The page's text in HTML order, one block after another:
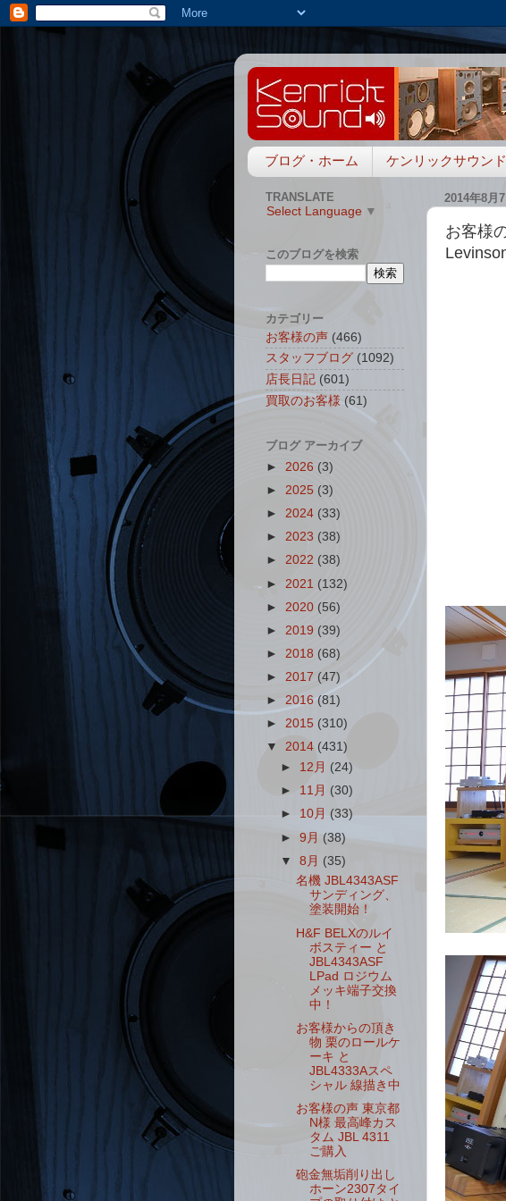
ブログ・ホーム ケンリックサウン
2014年8月
お客様
TRANSLATE
Select Language ▼
このブログを検索
カテゴリー
お客様の声 (466)
スタッフブログ (1092)
店長日記 (601)
買取のお客様 (61)
ブログ アーカイブ
► 2026 (3)
► 2025 (3)
► 2024 (33)
► 2023 (38)
► 2022 (38)
► 2021 (132)
► 2020 (56)
► 2019 (39)
► 2018 (68)
► 2017 (47)
► 2016 (81)
► 2015 (310)
▼ 2014 (431)
► 12月 (24)
► 11月 (30)
► 10月(33)
►9月(38)
▼8月 (35)
名機 JBL4343ASF
サンディング、
塗装開始！
H&F BELXのルイ
ボスティー と
JBL4343ASF
LPad ロジウム
メッキ端子交換
中！
お客様からの頂き
物 栗のロールケ
ーキ と
JBL4333Aスペ
シャル 線描き中
お客様の声 東京都
N様 最高峰カス
タム JBL 4311
ご購入
砲金無垢削り出し
ホーン2307タイ